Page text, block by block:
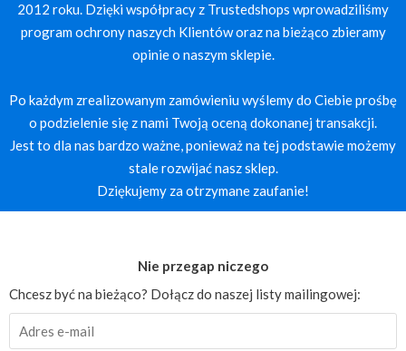
2012 roku. Dzięki współpracy z Trustedshops wprowadziliśmy
program ochrony naszych Klientów oraz na bieżąco zbieramy
opinie o naszym sklepie.
Po każdym zrealizowanym zamówieniu wyślemy do Ciebie prośbę
o podzielenie się z nami Twoją oceną dokonanej transakcji.
Jest to dla nas bardzo ważne, ponieważ na tej podstawie możemy
stale rozwijać nasz sklep.
Dziękujemy za otrzymane zaufanie!
Nie przegap niczego
Chcesz być na bieżąco? Dołącz do naszej listy mailingowej: